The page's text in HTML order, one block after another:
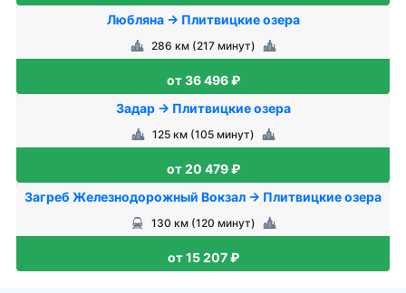
Любляна → Плитвицкие озера
286 км (217 минут)
от 36 496 ₽
Задар → Плитвицкие озера
125 км (105 минут)
от 20 479 ₽
Загреб Железнодорожный Вокзал → Плитвицкие озера
130 км (120 минут)
от 15 207 ₽